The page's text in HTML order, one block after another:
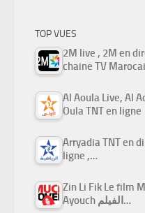
TOP VUES
2M live , 2M en
chaine TV
Al Aoula Live, Al
Oula TNT en ligne
Arryadia TNT en
ligne ,…
Zin Li Fik Le film
Ayouch الفيلم…